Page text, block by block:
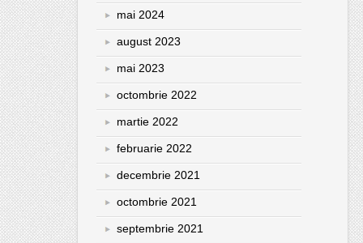
mai 2024
august 2023
mai 2023
octombrie 2022
martie 2022
februarie 2022
decembrie 2021
octombrie 2021
septembrie 2021